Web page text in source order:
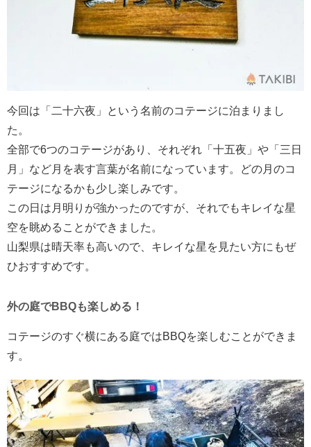
今回は「二十六夜」という名前のコテージに泊まりまし
た。
全部で6つのコテージがあり、それぞれ「十五夜」や「三日
月」など月を表す言葉が名前になっています。どの月のコ
テージになるかも少し楽しみです。
この日は月明りが強かったのですが、それでもキレイな星
空を眺めることができました。
山梨県は晴天率も高いので、キレイな星を見たい方にもぜ
ひおすすめです。
外の庭でBBQも楽しめる！
コテージのすぐ横にある庭ではBBQを楽しむことができま
す。